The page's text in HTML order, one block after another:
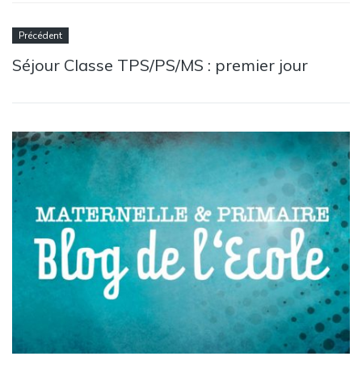
Précédent
Séjour Classe TPS/PS/MS : premier jour